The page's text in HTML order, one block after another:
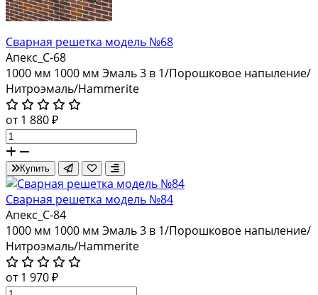
Сварная решетка модель №68
Апекс_С-68
1000 мм 1000 мм Эмаль 3 в 1/Порошковое напыление/
Нитроэмаль/Hammerite
от 1 880 ₽
Купить
Сварная решетка модель №84
Апекс_С-84
1000 мм 1000 мм Эмаль 3 в 1/Порошковое напыление/
Нитроэмаль/Hammerite
от 1 970 ₽